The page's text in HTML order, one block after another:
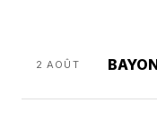
2 AOÛT